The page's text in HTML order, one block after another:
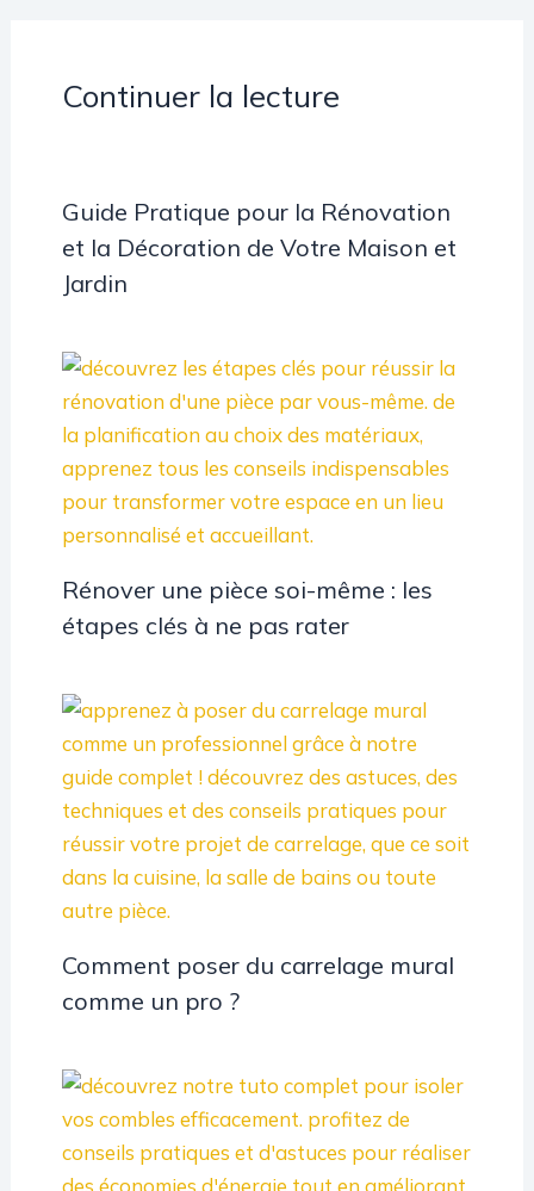
Continuer la lecture
Guide Pratique pour la Rénovation
et la Décoration de Votre Maison et
Jardin
Rénover une pièce soi-même : les
étapes clés à ne pas rater
Comment poser du carrelage mural
comme un pro ?